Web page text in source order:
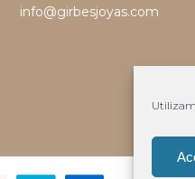
info@girbesjoyas.com